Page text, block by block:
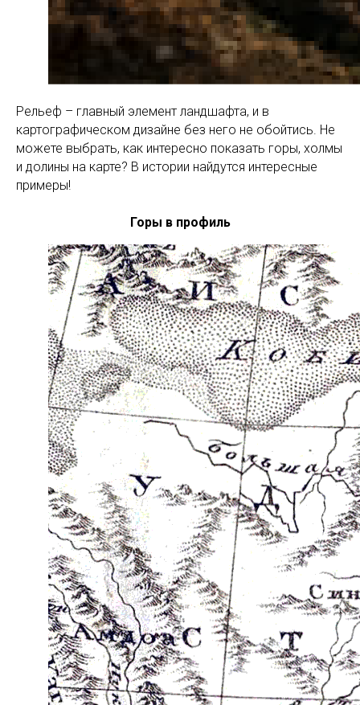
Рельеф – главный элемент ландшафта, и в
картографическом дизайне без него не обойтись. Не
можете выбрать, как интересно показать горы, холмы
и долины на карте? В истории найдутся интересные
примеры!
Горы в профиль